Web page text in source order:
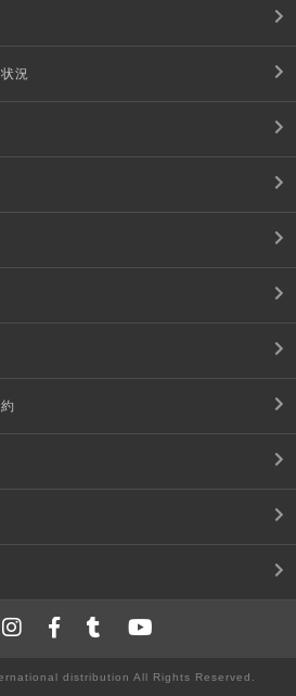
況
distribution All Rights Reserved.